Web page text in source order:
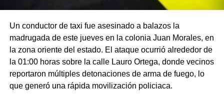
Un conductor de taxi fue asesinado a balazos la
madrugada de este jueves en la colonia Juan Morales, en
la zona oriente del estado. El ataque ocurrió alrededor de
la 01:00 horas sobre la calle Lauro Ortega, donde vecinos
reportaron múltiples detonaciones de arma de fuego, lo
que generó una rápida movilización policiaca.